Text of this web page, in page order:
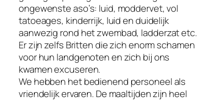
ongewenste aso’s: luid, moddervet, vol
tatoeages, kinderrijk, luid en duidelijk
aanwezig rond het zwembad, ladderzat etc.
Er zijn zelfs Britten die zich enorm schamen
voor hun landgenoten en zich bij ons
kwamen excuseren.
We hebben het bedienend personeel als
vriendelijk ervaren. De maaltijden zijn heel